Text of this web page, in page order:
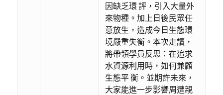
因缺乏環 評，引入大量外
來物種。加上日後民眾任
意放生，造成今日生態環
境嚴重失衡。本次走讀，
將帶領學員反思：在追求
水資源利用時，如何兼顧
生態平 衡。並期許未來，
大家能進一步影響周遭親